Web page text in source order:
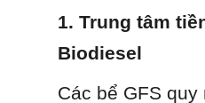
1. Trung tâm
Biodiesel
Các bể GFS quy